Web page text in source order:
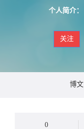
个人简介：
关注
博文
0